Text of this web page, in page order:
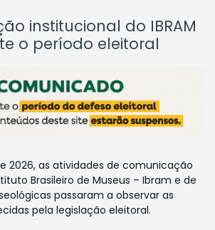
institucional do IBRAM
o período eleitoral
2026, as atividades de comunicação
Brasileiro de Museus – Ibram e de
passaram a observar as
pela legislação eleitoral.